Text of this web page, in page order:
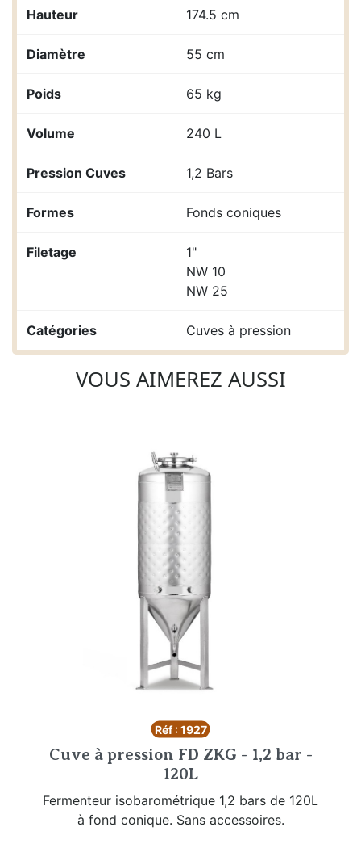
Hauteur 174.5 cm
Diamètre 55 cm
Poids 65 kg
Volume 240 L
Pression Cuves 1,2 Bars
Formes Fonds coniques
Filetage
1"
NW 10
NW 25
Catégories Cuves à pression
VOUS AIMEREZ AUSSI
Réf : 1927
Cuve à pression FD ZKG - 1,2 bar -
120L
Fermenteur isobarométrique 1,2 bars de 120L
à fond conique. Sans accessoires.